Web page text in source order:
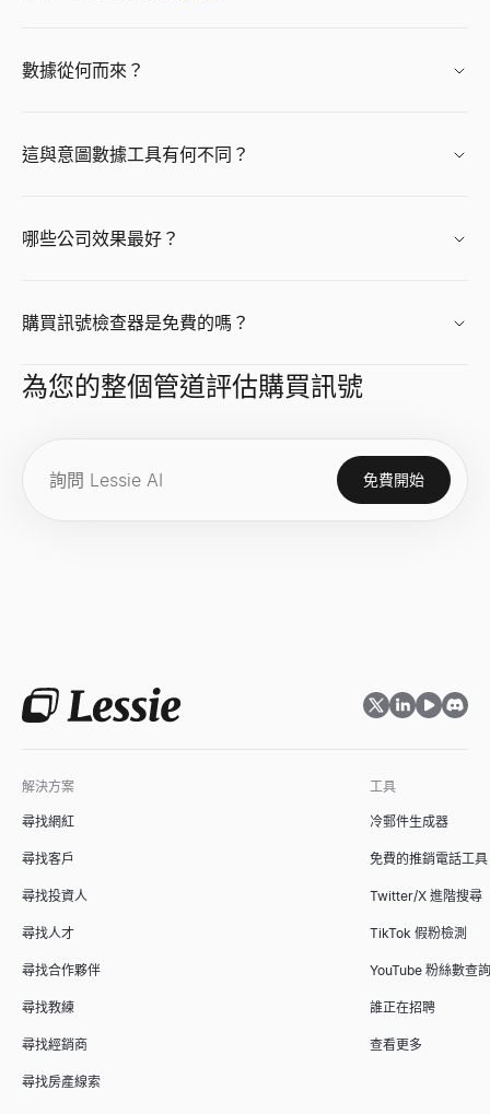
產生「0」銷售的個人化推銷腳本。免費，無需註冊。
查看→
查看→
履歷摘要生成器
查看→
職位描述生成器
只需職位名稱和幾個細節，即可在幾秒鐘內生成完整、包容的職
查看 →
根據職位描述、資歷和部門，在幾秒鐘內生成標準、市場認可的職
查看→
面試問題生成器
在幾秒鐘內為任何職位和面試類型生成量身定制的面試問題，每
查看→
查看→
CPM 計算器
查看→
成長率計算器
免費成長率計算器。從初始值和最終值計算簡單成長率和 CAGR
查看 →
使用自下而上和自上而下的方法計算 TAM、SAM 和 SOM。面向
查看→
ICP 適配評分器
根據理想客戶畫像為 B2B 客戶評分。免費 ICP 評分模型，提供即
查看→
數據從何而來？
這與意圖數據工具有何不同？
哪些公司效果最好？
購買訊號檢查器是免費的嗎？
為您的整個管道評估購買訊號
免費開始
解決方案
尋找網紅
尋找客戶
尋找投資人
尋找人才
尋找合作夥伴
尋找教練
尋找經銷商
尋找房產線索
工具
冷郵件生成器
免費的推銷電話工具
Twitter/X 進階搜尋
TikTok 假粉檢測
YouTube 粉絲數查詢
誰正在招聘
查看更多